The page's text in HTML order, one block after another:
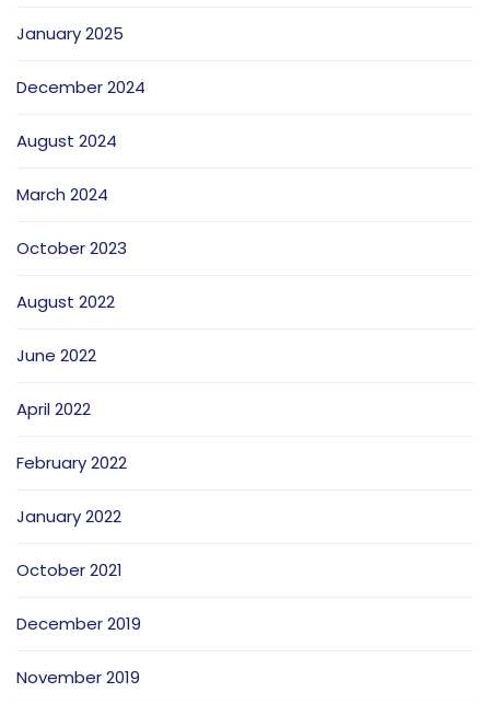
January 2025
December 2024
August 2024
March 2024
October 2023
August 2022
June 2022
April 2022
February 2022
January 2022
October 2021
December 2019
November 2019